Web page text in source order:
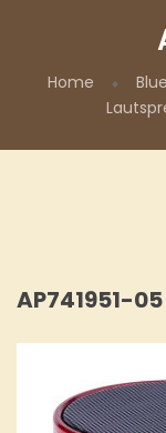
Home
AP741951-05